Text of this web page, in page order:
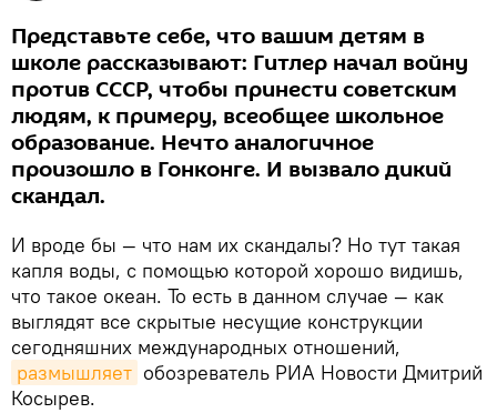
Представьте себе, что вашим детям в
школе рассказывают: Гитлер начал войну
против СССР, чтобы принести советским
людям, к примеру, всеобщее школьное
образование. Нечто аналогичное
произошло в Гонконге. И вызвало дикий
скандал.
И вроде бы — что нам их скандалы? Но тут такая
капля воды, с помощью которой хорошо видишь,
что такое океан. То есть в данном случае — как
выглядят все скрытые несущие конструкции
сегодняшних международных отношений,
размышляет обозреватель РИА Новости Дмитрий
Косырев.